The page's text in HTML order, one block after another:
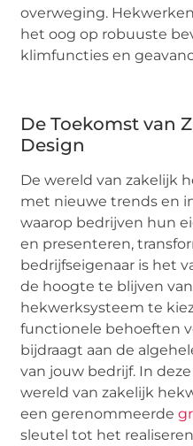
overweging.
het oog op robuuste
klimfuncties en
De Toekomst van
Design
De wereld van zakelijk
met nieuwe trends en
waarop bedrijven hun
en presenteren,
bedrijfseigenaar is het
de hoogte te blijven
hekwerksysteem te
functionele behoeften
bijdraagt aan de
van jouw bedrijf. In
wereld van zakelijk
een gerenommeerde
sleutel tot het